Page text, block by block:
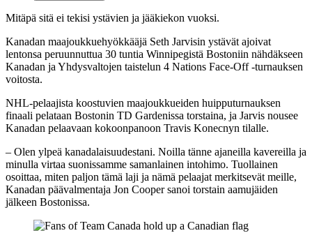
Mitäpä sitä ei tekisi ystävien ja jääkiekon vuoksi.
Kanadan maajoukkuehyökkääjä Seth Jarvisin ystävät ajoivat
lentonsa peruunnuttua 30 tuntia Winnipegistä Bostoniin nähdäkseen
Kanadan ja Yhdysvaltojen taistelun 4 Nations Face-Off -turnauksen
voitosta.
NHL-pelaajista koostuvien maajoukkueiden huipputurnauksen
finaali pelataan Bostonin TD Gardenissa torstaina, ja Jarvis nousee
Kanadan pelaavaan kokoonpanoon Travis Konecnyn tilalle.
– Olen ylpeä kanadalaisuudestani. Noilla tänne ajaneilla kavereilla ja
minulla virtaa suonissamme samanlainen intohimo. Tuollainen
osoittaa, miten paljon tämä laji ja nämä pelaajat merkitsevät meille,
Kanadan päävalmentaja Jon Cooper sanoi torstain aamujäiden
jälkeen Bostonissa.